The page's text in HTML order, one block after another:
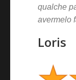
qualche
avermelo
Loris